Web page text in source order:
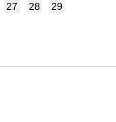
27 28
29